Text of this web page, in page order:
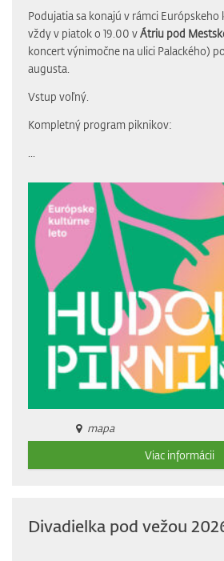
Podujatia sa konajú v rámci
vždy v piatok o 19.00 vÁtriu pod
koncert výnimočne na ulici Palackého)
augusta.
Vstup voľný.
Kompletný program piknikov:
mapa
Viac informácii
Divadielka pod vežou